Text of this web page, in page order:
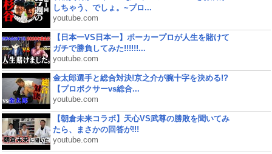
しちゃう、でしょ。~プロ...
youtube.com
【日本一VS日本一】ポーカープロが人生を賭けて
ガチで勝負してみた!!!!!!...
youtube.com
金太郎選手と総合対決!京之介が腕十字を決める!?
【プロボクサーvs総合...
youtube.com
【朝倉未来コラボ】天心VS武尊の勝敗を聞いてみ
たら、まさかの回答が!!!
youtube.com